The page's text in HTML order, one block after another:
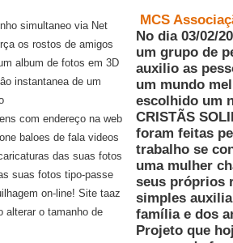
MCS
No dia 03/02/
um grupo de
auxilio as
um mundo
escolhido um
CRISTÃS
foram feitas
trabalho se
uma mulher
seus próprios
simples
família e dos
Projeto que
simultaneo via Net
os rostos de amigos
album de fotos em 3D
instantanea de um
com endereço na web
baloes de fala videos
das suas fotos
suas fotos tipo-passe
on-line! Site taaz
alterar o tamanho de